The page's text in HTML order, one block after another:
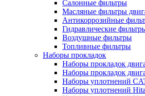
Салонные фильтры
Масляные фильтры
Антикоррозийные
Гидравлические
Воздушные фильтры
Топливные фильтры
Наборы прокладок
Наборы прокладок
Наборы прокладок
Наборы уплотнений
Наборы уплотнений